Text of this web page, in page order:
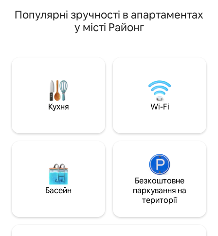
експлуатацію в 2024 році, розташована
за адресою Living36 At Pong
Mabprachan Lake. Ласкаво просимо до
та сковорідки для вашого
задоволення.Повністю приватна вілла
з 3 спальнями, 3 ванними кімнатами,
2 вітальнями та приватним басейном
видом на море
порога . Чудові
бари та 7-11 знаходяться в 10 хвилинах
ходьби.
Популярні зручності в апартаментах
у місті Районг
Кухня Wi-Fi
Басейн
Безкоштовне
паркування на
території